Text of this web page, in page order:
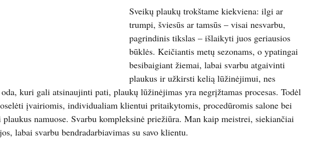
Sveikų plaukų trokštame kiekviena: ilgi ar
trumpi, šviesūs ar tamsūs – visai nesvarbu,
pagrindinis tikslas – išlaikyti juos geriausios
būklės. Keičiantis metų sezonams, o ypatingai
besibaigiant žiemai, labai svarbu atgaivinti
plaukus ir užkirsti kelią lūžinėjimui, nes
kuri gali atsinaujinti pati, plaukų lūžinėjimas yra negrįžtamas procesas. Todėl
įvairiomis, individualiam klientui pritaikytomis, procedūromis salone bei
namuose. Svarbu kompleksinė priežiūra. Man kaip meistrei, siekiančiai
labai svarbu bendradarbiavimas su savo klientu.